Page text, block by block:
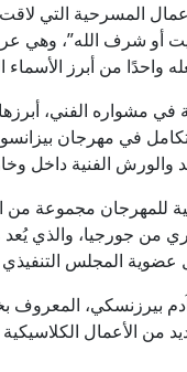
المسرحية التي
أو شرف الله”،
واحدًا من أبرز
الفني، أبرزها
في مهرجان بيزانسون
والورش الفنية داخل
للمهرجان مجموعة من
من جورجيا، والذي
المجلس التنفيذي
بيرزنسكي، المعروف
من الأعمال